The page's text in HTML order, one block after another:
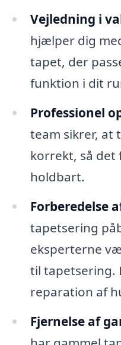
Vejledning i
hjælper dig
tapet, der
funktion i dit
Professionel
team sikrer, at
korrekt, så
holdbart.
Forberedelse
tapetsering
eksperterne
til tapetsering.
reparation af
Fjernelse af